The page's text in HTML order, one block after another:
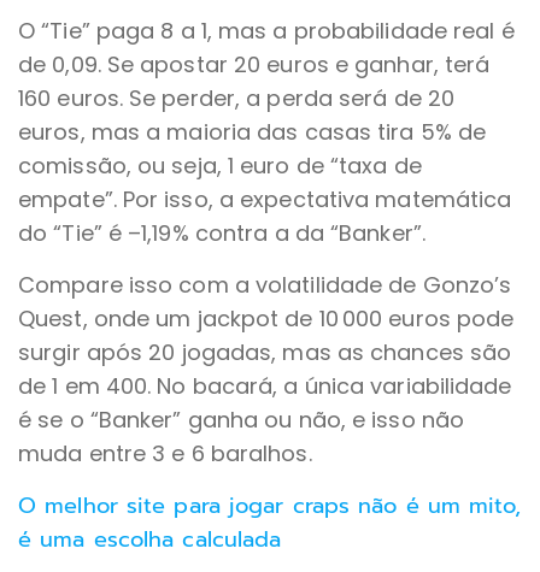
O “Tie” paga 8 a 1, mas a probabilidade real é
de 0,09. Se apostar 20 euros e ganhar, terá
160 euros. Se perder, a perda será de 20
euros, mas a maioria das casas tira 5% de
comissão, ou seja, 1 euro de “taxa de
empate”. Por isso, a expectativa matemática
do “Tie” é –1,19% contra a da “Banker”.
Compare isso com a volatilidade de Gonzo’s
Quest, onde um jackpot de 10 000 euros pode
surgir após 20 jogadas, mas as chances são
de 1 em 400. No bacará, a única variabilidade
é se o “Banker” ganha ou não, e isso não
muda entre 3 e 6 baralhos.
O melhor site para jogar craps não é um mito,
é uma escolha calculada